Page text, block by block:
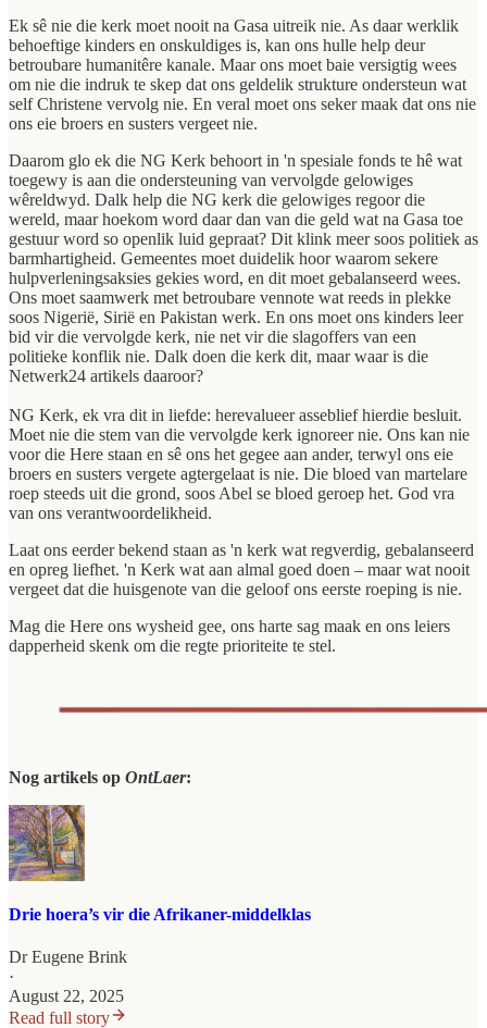
Ek sê nie die kerk moet nooit na Gasa uitreik nie. As daar werklik
behoeftige kinders en onskuldiges is, kan ons hulle help deur
betroubare humanitêre kanale. Maar ons moet baie versigtig wees
om nie die indruk te skep dat ons geldelik strukture ondersteun wat
self Christene vervolg nie. En veral moet ons seker maak dat ons nie
ons eie broers en susters vergeet nie.
Daarom glo ek die NG Kerk behoort in 'n spesiale fonds te hê wat
toegewy is aan die ondersteuning van vervolgde gelowiges
wêreldwyd. Dalk help die NG kerk die gelowiges regoor die
wereld, maar hoekom word daar dan van die geld wat na Gasa toe
gestuur word so openlik luid gepraat? Dit klink meer soos politiek as
barmhartigheid. Gemeentes moet duidelik hoor waarom sekere
hulpverleningsaksies gekies word, en dit moet gebalanseerd wees.
Ons moet saamwerk met betroubare vennote wat reeds in plekke
soos Nigerië, Sirië en Pakistan werk. En ons moet ons kinders leer
bid vir die vervolgde kerk, nie net vir die slagoffers van een
politieke konflik nie. Dalk doen die kerk dit, maar waar is die
Netwerk24 artikels daaroor?
NG Kerk, ek vra dit in liefde: herevalueer asseblief hierdie besluit.
Moet nie die stem van die vervolgde kerk ignoreer nie. Ons kan nie
voor die Here staan en sê ons het gegee aan ander, terwyl ons eie
broers en susters vergete agtergelaat is nie. Die bloed van martelare
roep steeds uit die grond, soos Abel se bloed geroep het. God vra
van ons verantwoordelikheid.
Laat ons eerder bekend staan as 'n kerk wat regverdig, gebalanseerd
en opreg liefhet. 'n Kerk wat aan almal goed doen – maar wat nooit
vergeet dat die huisgenote van die geloof ons eerste roeping is nie.
Mag die Here ons wysheid gee, ons harte sag maak en ons leiers
dapperheid skenk om die regte prioriteite te stel.
Nog artikels op OntLaer:
Drie hoera’s vir die Afrikaner-middelklas
Dr Eugene Brink
·
August 22, 2025
Read full story